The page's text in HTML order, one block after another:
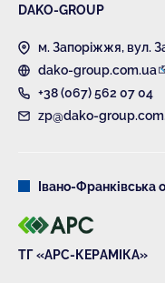
DAKO-GROUP
м. Запоріжжя, вул.
dako-group.com.ua
+38 (067) 562 07 04
zp@dako-
Івано-Франківська
ТГ «АРС-КЕРАМІКА»